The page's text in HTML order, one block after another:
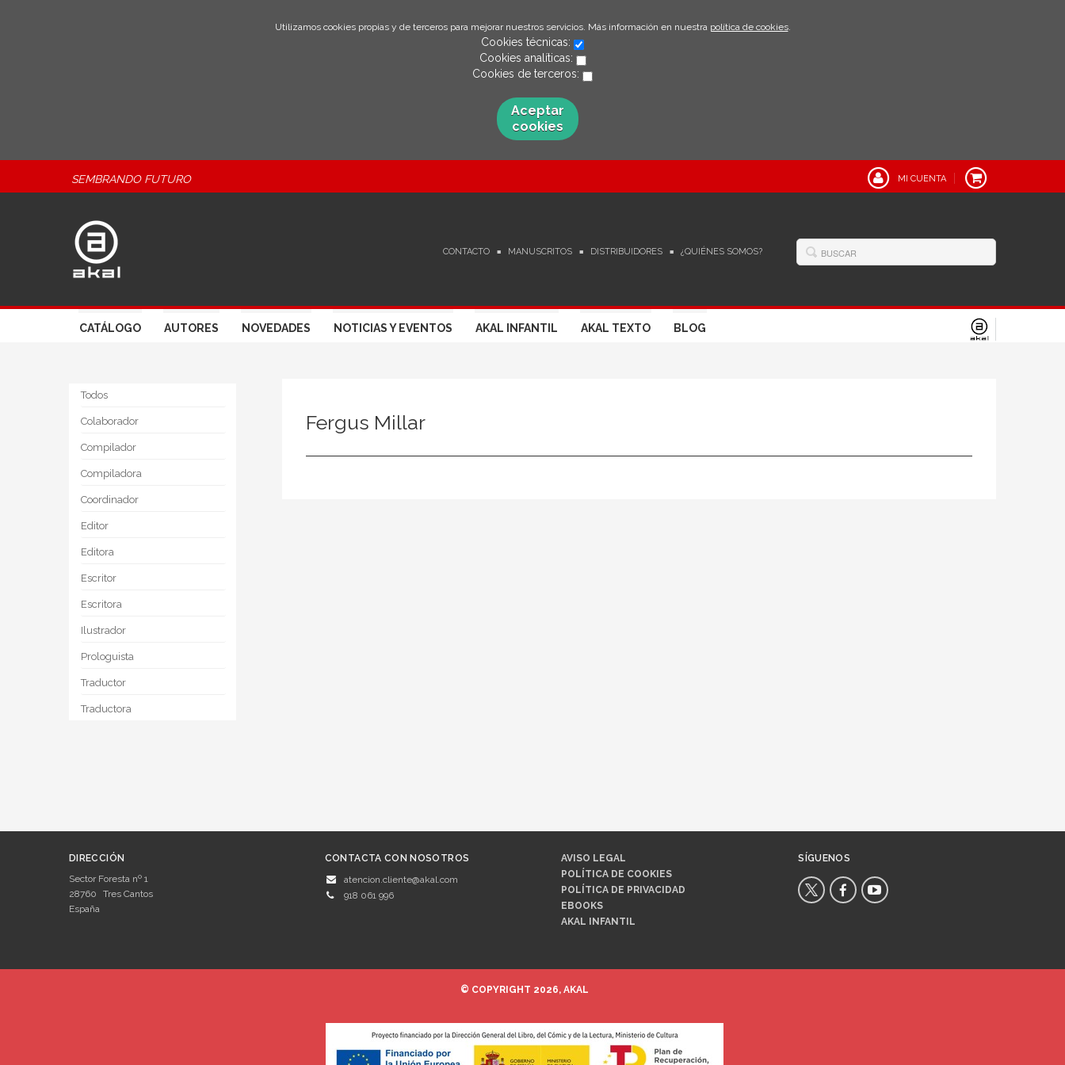
Utilizamos cookies propias y de terceros para mejorar nuestros servicios. Más información en nuestra política de cookies.
Cookies técnicas:
Cookies analíticas:
Cookies de terceros:
Aceptar
cookies
SEMBRANDO FUTURO MI CUENTA
CONTACTO MANUSCRITOS DISTRIBUIDORES ¿QUIÉNES SOMOS?
CATÁLOGO AUTORES NOVEDADES NOTICIAS Y EVENTOS AKAL INFANTIL AKAL TEXTO BLOG
Todos
Colaborador
Compilador
Compiladora
Coordinador
Editor
Editora
Escritor
Escritora
Ilustrador
Prologuista
Traductor
Traductora
Fergus Millar
DIRECCIÓN
Sector Foresta nº 1
28760
Tres Cantos
España
CONTACTA CON NOSOTROS
atencion.cliente@akal.com
918 061 996
AVISO LEGAL
POLÍTICA DE COOKIES
POLÍTICA DE PRIVACIDAD
EBOOKS
AKAL INFANTIL
SÍGUENOS
© COPYRIGHT 2026, AKAL